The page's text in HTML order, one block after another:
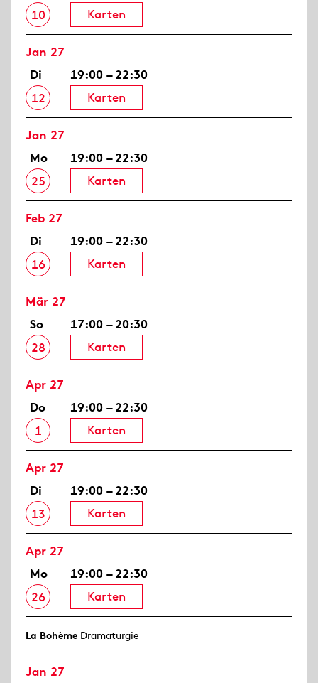
10
Karten
Jan 27
Di
12
19:00 – 22:30
Karten
Jan 27
Mo
25
19:00 – 22:30
Karten
Feb 27
Di
16
19:00 – 22:30
Karten
Mär 27
So
28
17:00 – 20:30
Karten
Apr 27
Do
1
19:00 – 22:30
Karten
Apr 27
Di
13
19:00 – 22:30
Karten
Apr 27
Mo
26
19:00 – 22:30
Karten
La Bohème Dramaturgie
Jan 27